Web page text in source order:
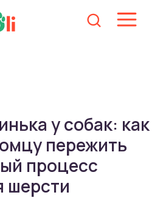
у собак: как
пережить
процесс
шерсти